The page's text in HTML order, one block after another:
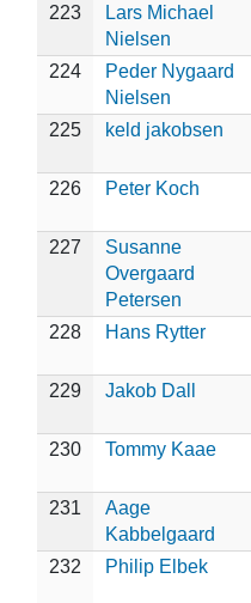
223
Lars Michael
Nielsen
224
Peder Nygaard
Nielsen
225 keld jakobsen
226 Peter Koch
227
Susanne
Overgaard
Petersen
228 Hans Rytter
229 Jakob Dall
230 Tommy Kaae
231
Aage
Kabbelgaard
232 Philip Elbek